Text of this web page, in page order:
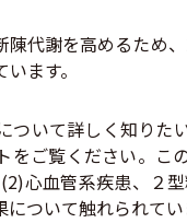
代謝を高めるため
ます。
ついて詳しく知りた
をご覧ください。こ
心血管系疾患、２
ついて触れられてい